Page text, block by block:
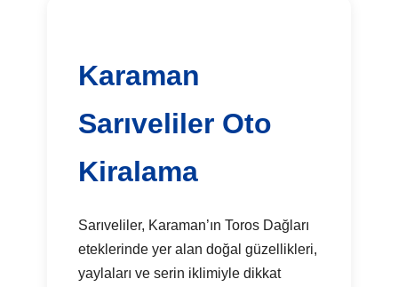
Karaman
Sarıveliler Oto
Kiralama
Sarıveliler, Karaman’ın Toros Dağları
eteklerinde yer alan doğal güzellikleri,
yaylaları ve serin iklimiyle dikkat